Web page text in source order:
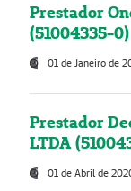
Prestador
(51004335-0)
01 de Janeiro de
Prestador
LTDA
01 de Abril de